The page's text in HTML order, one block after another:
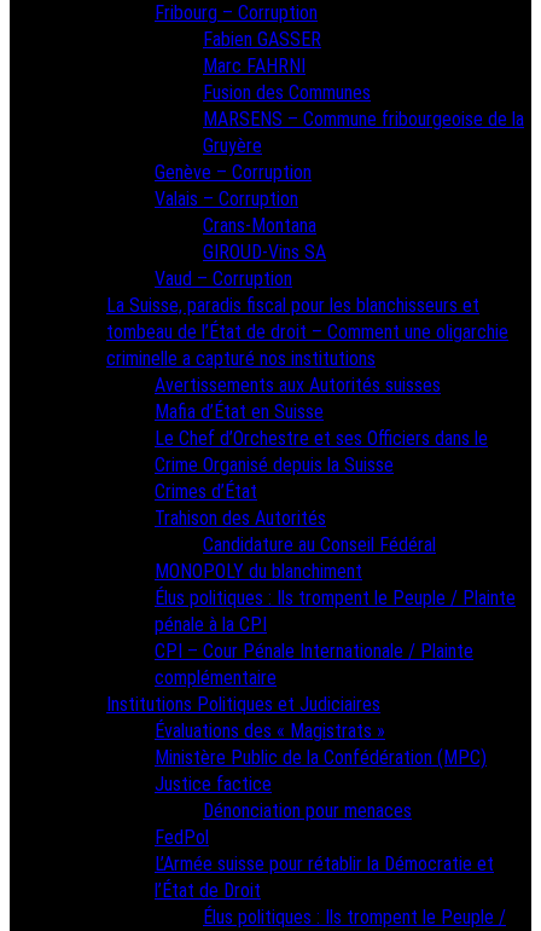
Fribourg – Corruption
Fabien GASSER
Marc FAHRNI
Fusion des Communes
MARSENS – Commune fribourgeoise de la
Gruyère
Genève – Corruption
Valais – Corruption
Crans-Montana
GIROUD-Vins SA
Vaud – Corruption
La Suisse, paradis fiscal pour les blanchisseurs et
tombeau de l’État de droit – Comment une oligarchie
criminelle a capturé nos institutions
Avertissements aux Autorités suisses
Mafia d’État en Suisse
Le Chef d’Orchestre et ses Officiers dans le
Crime Organisé depuis la Suisse
Crimes d’État
Trahison des Autorités
Candidature au Conseil Fédéral
MONOPOLY du blanchiment
Élus politiques : Ils trompent le Peuple / Plainte
pénale à la CPI
CPI – Cour Pénale Internationale / Plainte
complémentaire
Institutions Politiques et Judiciaires
Évaluations des « Magistrats »
Ministère Public de la Confédération (MPC)
Justice factice
Dénonciation pour menaces
FedPol
L’Armée suisse pour rétablir la Démocratie et
l’État de Droit
Élus politiques : Ils trompent le Peuple /